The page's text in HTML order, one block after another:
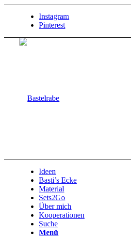
Instagram
Pinterest
Ideen
Basti’s Ecke
Material
Sets2Go
Über mich
Kooperationen
Suche
Menü